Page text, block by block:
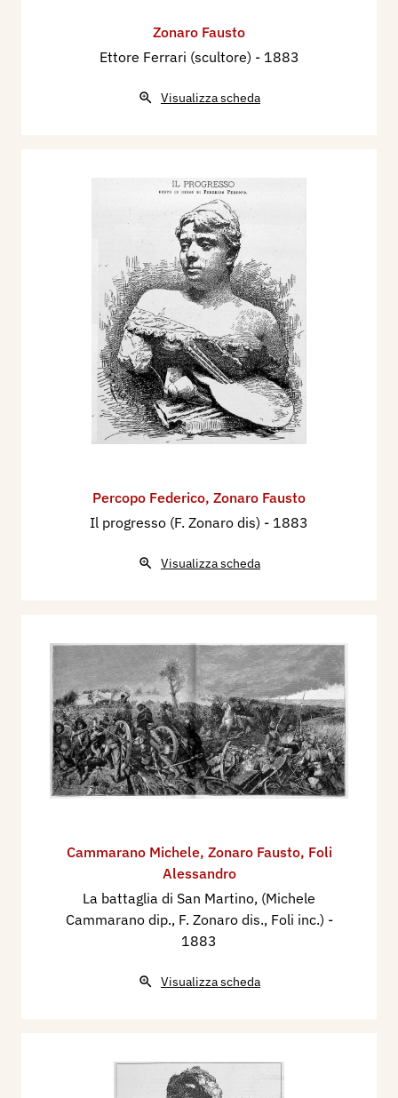
Zonaro Fausto
Ettore Ferrari (scultore) - 1883
Visualizza scheda
Percopo Federico, Zonaro Fausto
Il progresso (F. Zonaro dis) - 1883
Visualizza scheda
Cammarano Michele, Zonaro Fausto, Foli
Alessandro
La battaglia di San Martino, (Michele
Cammarano dip., F. Zonaro dis., Foli inc.) -
1883
Visualizza scheda